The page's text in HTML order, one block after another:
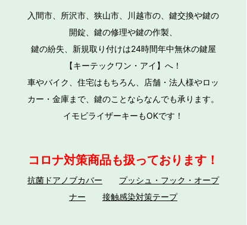
入間市、所沢市、狭山市、川越市の、鍵交換や鍵の
開錠、鍵の修理や鍵の作製、
鍵の紛失、新規取り付けは24時間年中無休の鍵屋
【キーテックワン・アイ】へ！
車やバイク、住宅はもちろん、店舗・法人様やロッ
カー・金庫まで、鍵のことならなんでも承ります。
イモビライザーキーもOKです！
コロナ対策商品も扱っております！
抗菌ドアノブカバー
プッシュ・フック・オープ
ナー
接触感染対策テープ